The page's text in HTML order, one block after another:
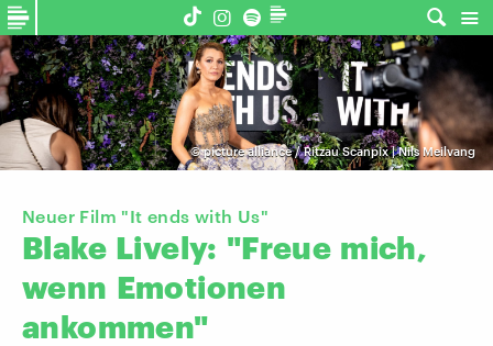
©picture alliance / Ritzau Scanpix | Nils Meilvang
Neuer Film "It ends with Us"
Blake Lively: "Freue mich,
wenn Emotionen
ankommen"